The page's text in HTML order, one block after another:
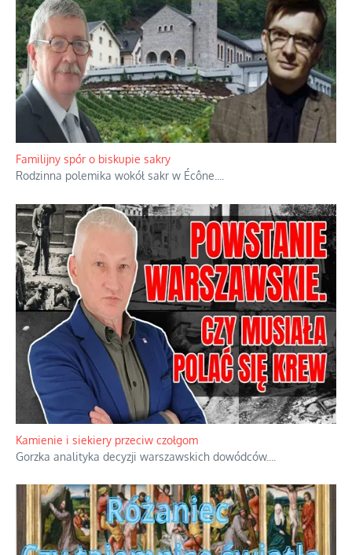
Ciemna strona podręcznikowych mitów historycznych
Historia jest doświadczeniem niepowtarzalnym i tłumaczenie,
że będziemy coś krytykować po to, żeby później znowu jakiegoś
powstania nie zrobili, jest...
Familijny spór o biskupie sakry
Rodzinna polemika wokół sakr w Écône.